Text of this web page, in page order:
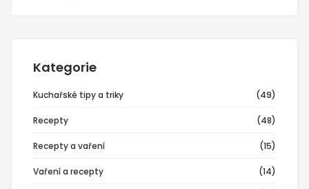
Kategorie
Kuchařské tipy a triky (49)
Recepty (48)
Recepty a vaření (15)
Vaření a recepty (14)